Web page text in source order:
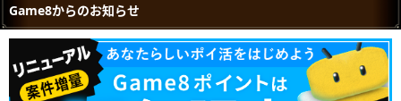
Game8からのお知らせ